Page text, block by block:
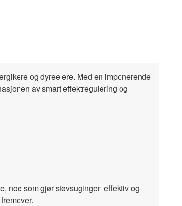
og dyreeiere. Med en imponerende
av smart effektregulering og
noe som gjør støvsugingen effektiv og